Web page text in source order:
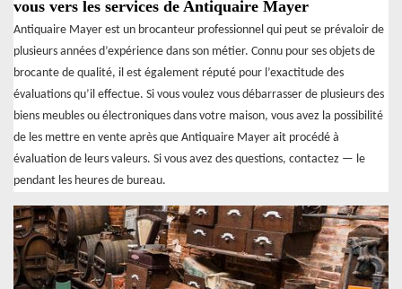
vous vers les services de Antiquaire Mayer
Antiquaire Mayer est un brocanteur professionnel qui peut se prévaloir de
plusieurs années d’expérience dans son métier. Connu pour ses objets de
brocante de qualité, il est également réputé pour l’exactitude des
évaluations qu’il effectue. Si vous voulez vous débarrasser de plusieurs des
biens meubles ou électroniques dans votre maison, vous avez la possibilité
de les mettre en vente après que Antiquaire Mayer ait procédé à
évaluation de leurs valeurs. Si vous avez des questions, contactez — le
pendant les heures de bureau.